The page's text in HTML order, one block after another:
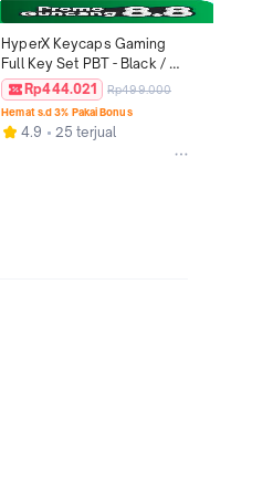
HyperX Keycaps Gaming
Full Key Set PBT - Black /
White / Pink Original
Rp444.021 Rp499.000
Hemat s.d 3% Pakai Bonus
4.9 25 terjual